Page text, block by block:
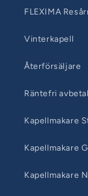
FLEXIMA
Vinterkapell
Återförsäljare
Räntefri
Kapellmakare
Kapellmakare
Kapellmakare